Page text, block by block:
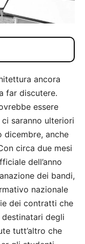
ancora
far discutere.
essere
saranno ulteriori
dicembre, anche
circa due mesi
dell’anno
dei bandi,
nazionale
dei contratti che
degli
tutt’altro che